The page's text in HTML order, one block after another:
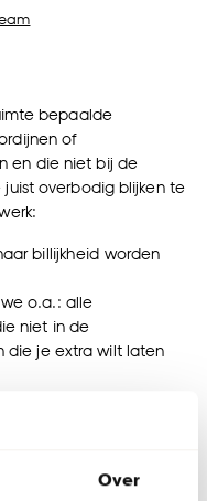
Over
bepaalde
of
en die niet bij de
overbodig blijken te
billijkheid worden
o.a.: alle
niet in de
die je extra wilt laten
van beide partijen
zijn geen